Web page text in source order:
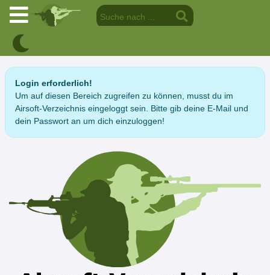
Login erforderlich!
Um auf diesen Bereich zugreifen zu können, musst du im
Airsoft-Verzeichnis eingeloggt sein. Bitte gib deine E-Mail und
dein Passwort an um dich einzuloggen!